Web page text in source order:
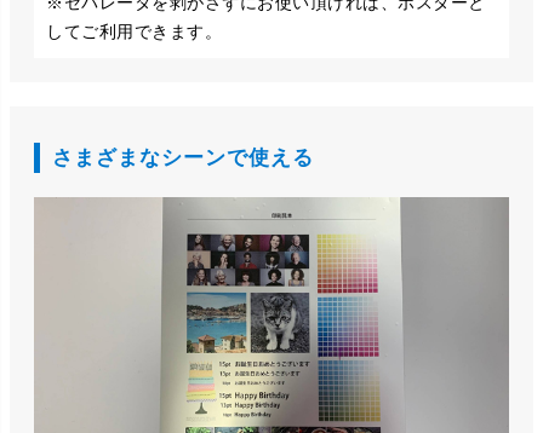
してご利用できます。
さまざまなシーンで使える